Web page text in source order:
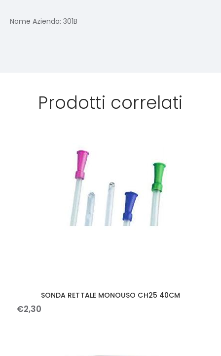
Nome Azienda: 301B
Prodotti correlati
SONDA RETTALE MONOUSO CH25 40CM
€2,30